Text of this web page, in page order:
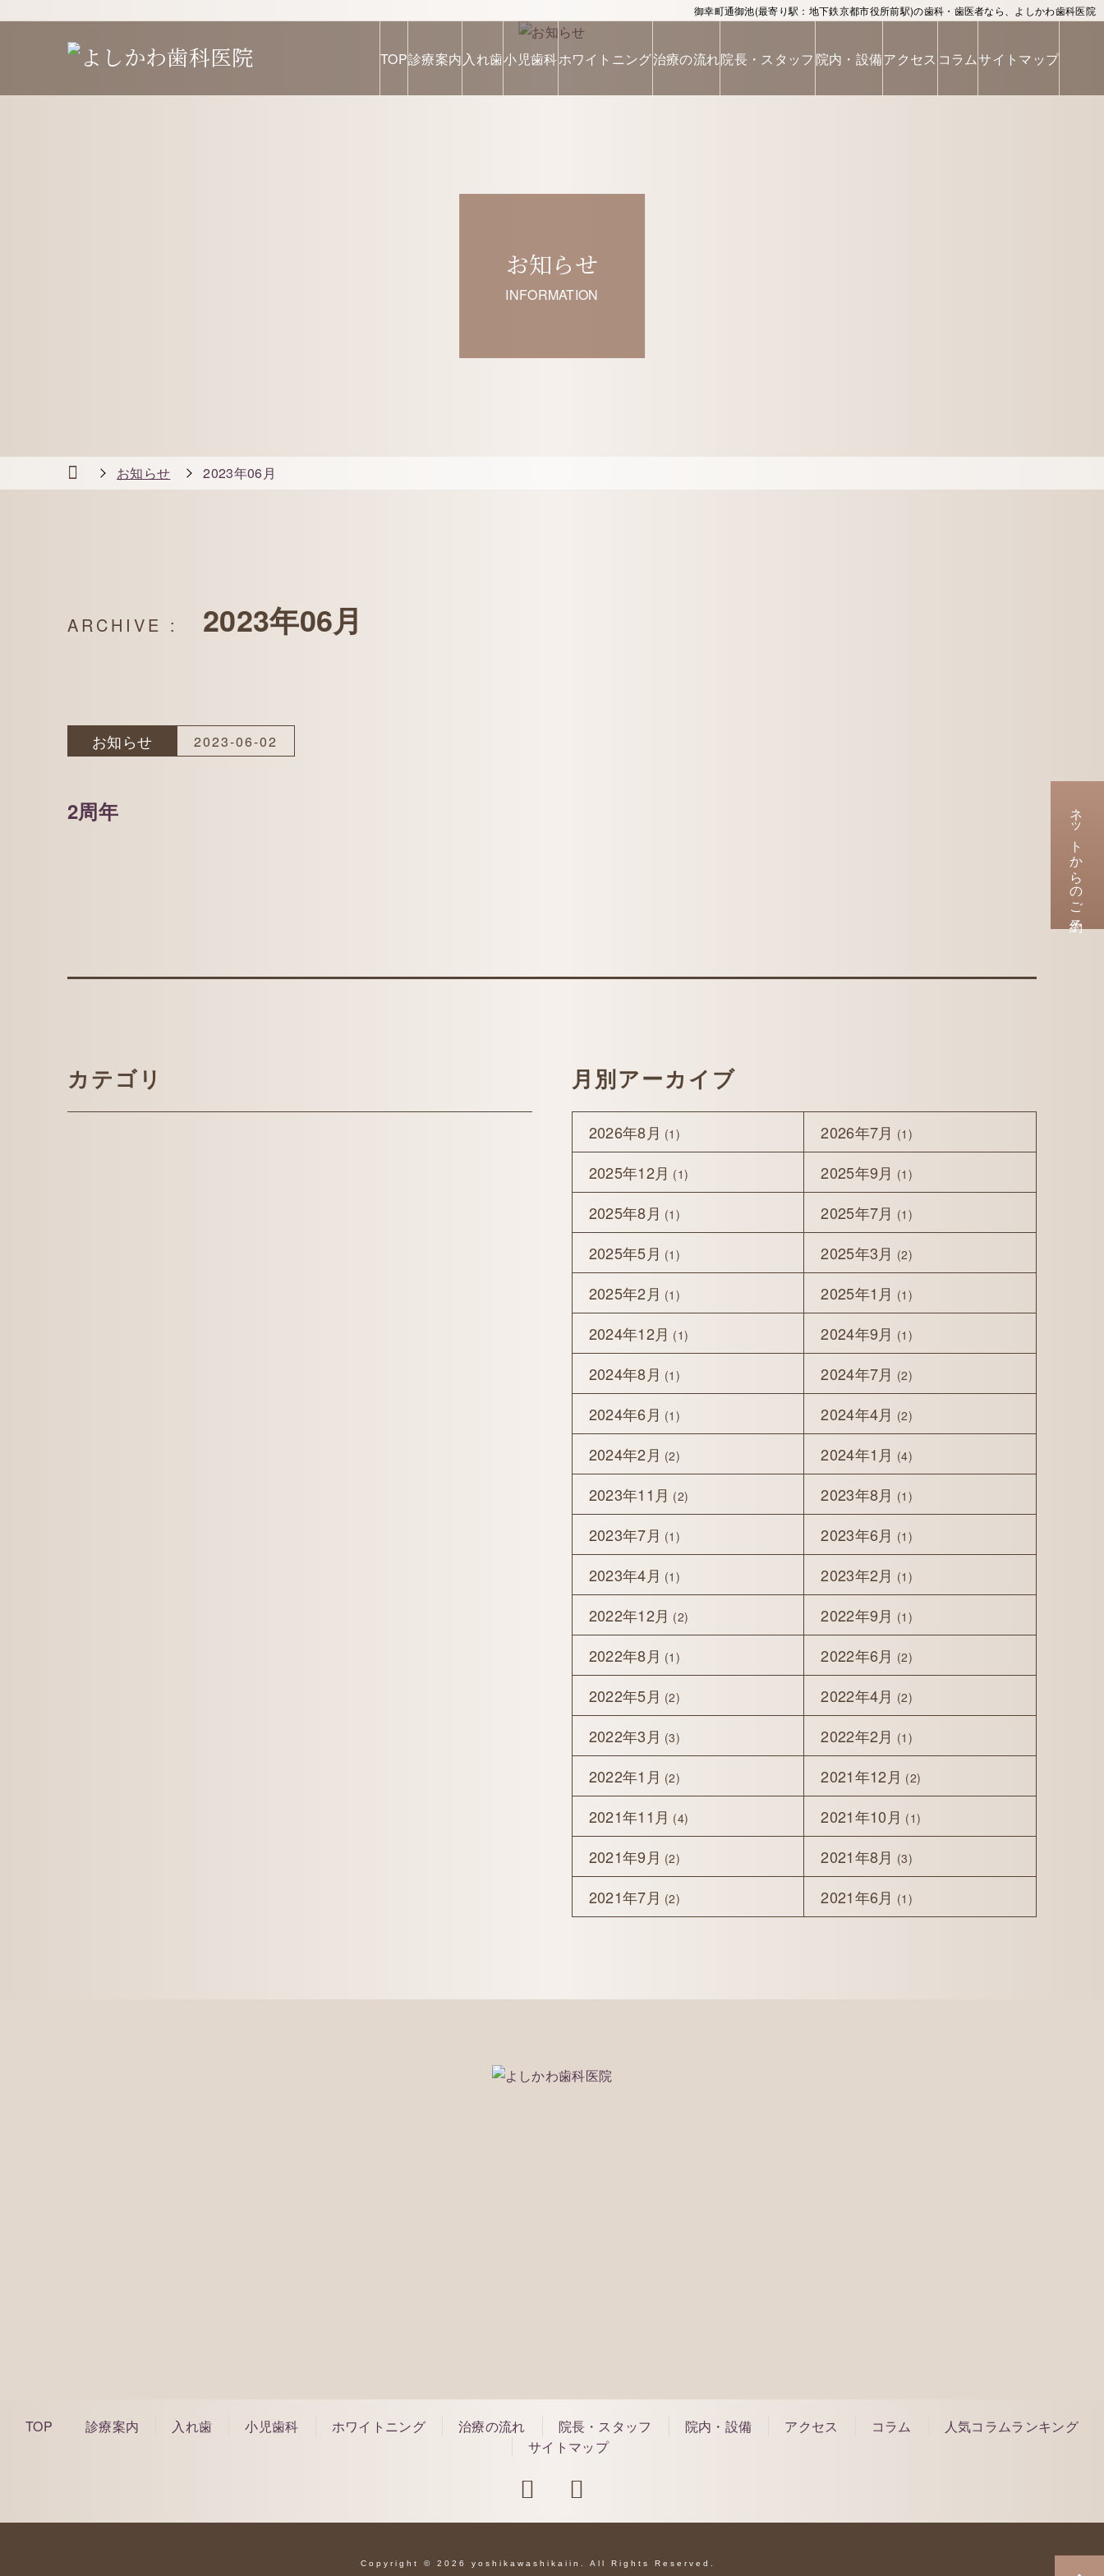
御幸町通御池(最寄り駅：地下鉄京都市役所前駅)の歯科・歯医者なら、よしかわ歯科医院
TOP診療案内 入れ歯小児歯科ホワイトニング治療の流れ院長・スタッフ 院内・設備アクセス コラムサイトマップ
ネットからのご予約
お知らせ
INFORMATION
お知らせ 2023年06月
2023年06月
お知らせ 2023-06-02
2周年
カテゴリ 月別アーカイブ
2026年8月 (1) 2026年7月 (1)
2025年12月 (1) 2025年9月 (1)
2025年8月 (1) 2025年7月 (1)
2025年5月 (1) 2025年3月 (2)
2025年2月 (1) 2025年1月 (1)
2024年12月 (1) 2024年9月 (1)
2024年8月 (1) 2024年7月 (2)
2024年6月 (1) 2024年4月 (2)
2024年2月 (2) 2024年1月 (4)
2023年11月 (2) 2023年8月 (1)
2023年7月 (1) 2023年6月 (1)
2023年4月 (1) 2023年2月 (1)
2022年12月 (2) 2022年9月 (1)
2022年8月 (1) 2022年6月 (2)
2022年5月 (2) 2022年4月 (2)
2022年3月 (3) 2022年2月 (1)
2022年1月 (2) 2021年12月 (2)
2021年11月 (4) 2021年10月 (1)
2021年9月 (2) 2021年8月 (3)
2021年7月 (2) 2021年6月 (1)
TOP 診療案内 入れ歯 小児歯科 ホワイトニング 治療の流れ 院長・スタッフ 院内・設備 アクセス コラム
人気コラムランキング
サイトマップ
Copyright © 2026 yoshikawashikaiin. All Rights Reserved.